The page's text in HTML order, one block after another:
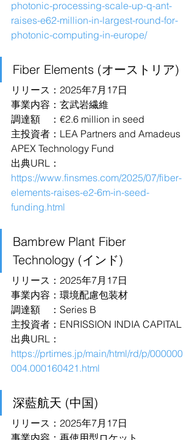
photonic-processing-scale-up-q-ant-
raises-e62-million-in-largest-round-for-
photonic-computing-in-europe/
Fiber Elements (オーストリア)
リリース：2025年7月17日
事業内容：玄武岩繊維
調達額　：€2.6 million in seed
主投資者：LEA Partners and Amadeus
APEX Technology Fund
出典URL：
https://www.finsmes.com/2025/07/fiber-
elements-raises-e2-6m-in-seed-
funding.html
Bambrew Plant Fiber
Technology (インド)
リリース：2025年7月17日
事業内容：環境配慮包装材
調達額　：Series B
主投資者：ENRISSION INDIA CAPITAL
出典URL：
https://prtimes.jp/main/html/rd/p/000000
004.000160421.html
深藍航天 (中国)
リリース：2025年7月17日
事業内容：再使用型ロケット